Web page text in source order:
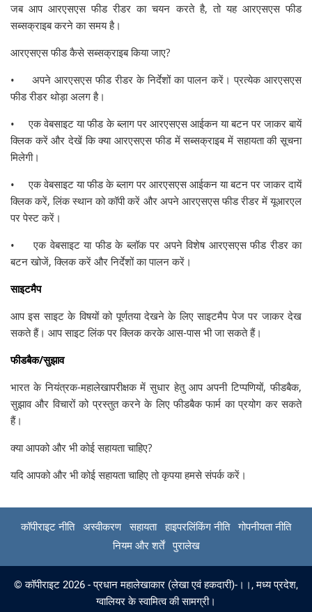
जब आप आरएसएस फीड रीडर का चयन करते है, तो यह आरएसएस फीड
सब्सक्राइब करने का समय है।
आरएसएस फीड कैसे सब्सक्राइब किया जाए?
• अपने आरएसएस फीड रीडर के निर्देशों का पालन करें। प्रत्येक आरएसएस
फीड रीडर थोड़ा अलग है।
• एक वेबसाइट या फीड के ब्लाग पर आरएसएस आईकन या बटन पर जाकर बायें
क्लिक करें और देखें कि क्या आरएसएस फीड में सब्सक्राइब में सहायता की सूचना
मिलेगी।
• एक वेबसाइट या फीड के ब्लाग पर आरएसएस आईकन या बटन पर जाकर दायें
क्लिक करें, लिंक स्थान को कॉपी करें और अपने आरएसएस फीड रीडर में यूआरएल
पर पेस्ट करें।
• एक वेबसाइट या फीड के ब्लॉक पर अपने विशेष आरएसएस फीड रीडर का
बटन खोजें, क्लिक करें और निर्देशों का पालन करें।
साइटमैप
आप इस साइट के विषयों को पूर्णतया देखने के लिए साइटमैप पेज पर जाकर देख
सकते हैं। आप साइट लिंक पर क्लिक करके आस-पास भी जा सकते हैं।
फीडबैक/सुझाव
भारत के नियंत्रक-महालेखापरीक्षक में सुधार हेतु आप अपनी टिप्पणियों, फीडबैक,
सुझाव और विचारों को प्रस्तुत करने के लिए फीडबैक फार्म का प्रयोग कर सकते
हैं।
क्या आपको और भी कोई सहायता चाहिए?
यदि आपको और भी कोई सहायता चाहिए तो कृपया हमसे संपर्क करें।
कॉपीराइट नीति अस्वीकरण सहायता हाइपरलिंकिंग नीति
गोपनीयता नीति
नियम और शर्तें
पुरालेख
© कॉपीराइट 2026 - प्रधान महालेखाकार (लेखा एवं हकदारी)-।।, मध्‍य प्रदेश,
ग्‍वालियर के स्वामित्व की सामग्री।